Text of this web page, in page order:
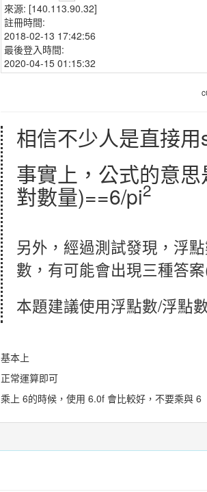
來源: [140.113.90.32]
註冊時間:
2018-02-13 17:42:56
最後登入時間:
2020-04-15 01:15:32
相信不少人是直接
事實上，公式的意
對數量)==6/pi2
另外，經過測試發現，浮
數，有可能會出現三種答
本題建議使用浮點數/浮點
基本上
正常運算即可
乘上 6的時候，使用 6.0f 會比較好，不要乘與 6